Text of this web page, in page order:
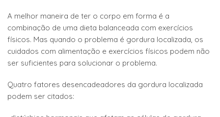
A melhor maneira de ter o corpo em forma é a
combinação de uma dieta balanceada com exercícios
físicos. Mas quando o problema é gordura localizada, os
cuidados com alimentação e exercícios físicos podem não
ser suficientes para solucionar o problema.
Quatro fatores desencadeadores da gordura localizada
podem ser citados: